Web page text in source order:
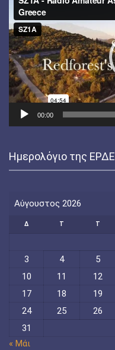
Αναπαραγωγής
Βίντεο
00:00
Ημερολόγιο της ΕΡΔΕ
Αύγουστος 2026
Δ Τ Τ
3
4 5
10
11 12
17
18 19
24
25 26
31
« Μάι